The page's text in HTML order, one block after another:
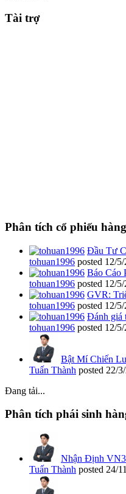
Tài trợ
Phân tích cổ phiếu
Đầu Tư
tohuan1996 posted 12/
Báo Cáo
tohuan1996 posted 12/
GVR:
tohuan1996 posted 12/
Đánh giá
tohuan1996 posted 12/
Bật Mí Chiến
Tuấn Thành posted 22/
Đang tải...
Phân tích phái sinh
Nhận Định
Tuấn Thành posted 24/